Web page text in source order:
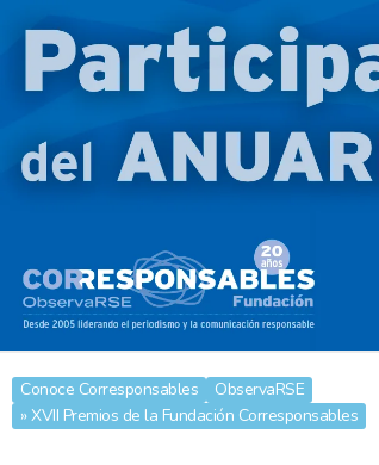
Conoce Corresponsables
ObservaRSE
» XVII Premios de la Fundación Corresponsables